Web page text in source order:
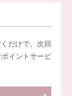
だけで、次回
イントサービ